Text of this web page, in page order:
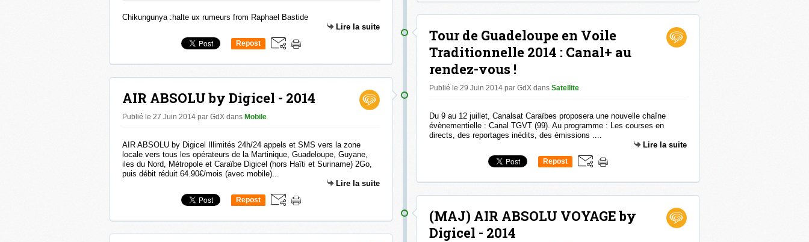
Chikungunya :halte ux rumeurs from Raphael Bastide
Lire la suite
Repost
AIR ABSOLU by Digicel - 2014
Publié le 27 Juin 2014 par GdX dans Mobile
AIR ABSOLU by Digicel Illimités 24h/24 appels et SMS vers la zone
locale vers tous les opérateurs de la Martinique, Guadeloupe, Guyane,
iles du Nord, Métropole et Caraïbe Digicel (hors Haïti et Suriname) 2Go,
puis débit réduit 64.90€/mois (avec mobile)...
Lire la suite
Repost
Tour de Guadeloupe en Voile
Traditionnelle 2014 : Canal+ au
rendez-vous !
Publié le 29 Juin 2014 par GdX dans Satellite
Du 9 au 12 juillet, Canalsat Caraïbes proposera une nouvelle chaîne
évènementielle : Canal TGVT (99). Au programme : Les courses en
directs, des reportages inédits, des émissions ....
Lire la suite
Repost
(MAJ) AIR ABSOLU VOYAGE by
Digicel - 2014